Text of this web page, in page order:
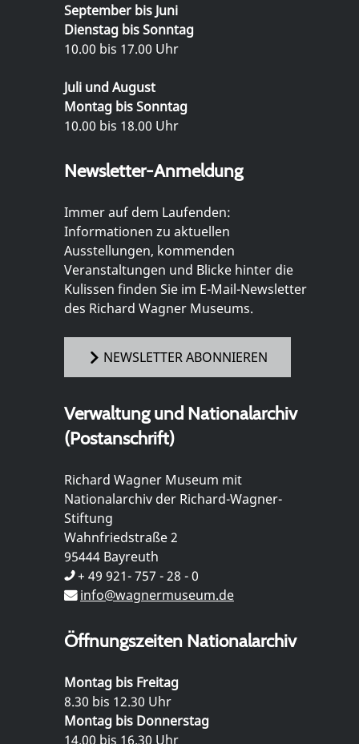
September bis Juni
Dienstag bis Sonntag
10.00 bis 17.00 Uhr
Juli und August
Montag bis Sonntag
10.00 bis 18.00 Uhr
Newsletter-Anmeldung
Immer auf dem Laufenden:
Informationen zu aktuellen
Ausstellungen, kommenden
Veranstaltungen und Blicke hinter die
Kulissen finden Sie im E-Mail-Newsletter
des Richard Wagner Museums.
NEWSLETTER ABONNIEREN
Verwaltung und Nationalarchiv
(Postanschrift)
Richard Wagner Museum mit
Nationalarchiv der Richard-Wagner-
Stiftung
Wahnfriedstraße 2
95444 Bayreuth
+ 49 921- 757 - 28 - 0
info@wagnermuseum.de
Öffnungszeiten Nationalarchiv
Montag bis Freitag
8.30 bis 12.30 Uhr
Montag bis Donnerstag
14.00 bis 16.30 Uhr